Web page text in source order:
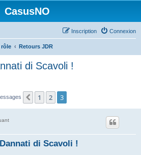
CasusNO
Connexion
Inscription
rôle Retours JDR
di Scavoli !
Précédent
1 2 3
di Scavoli !